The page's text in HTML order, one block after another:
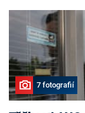
7 fotografií